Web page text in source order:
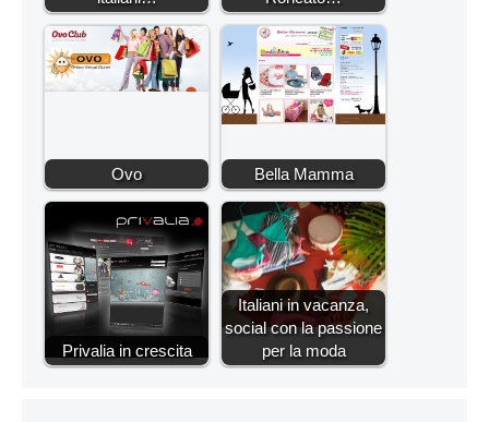
Ovo Bella Mamma
Privalia in crescita
Italiani in vacanza,
social con la passione
per la moda